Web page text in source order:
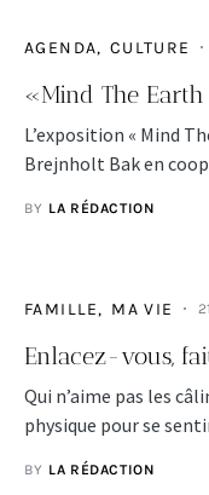
AGENDA CULTURE
«Mind The
L’exposition « Mind
Brejnholt Bak en
BY LA RÉDACTION
FAMILLE MA VIE
Enlacez-vous,
Qui n’aime pas les
physique pour se
BY LA RÉDACTION